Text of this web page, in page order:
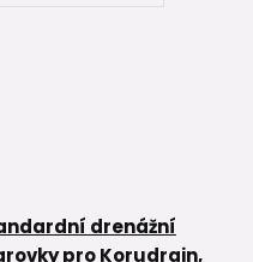
drenážní
pro Korudrain,